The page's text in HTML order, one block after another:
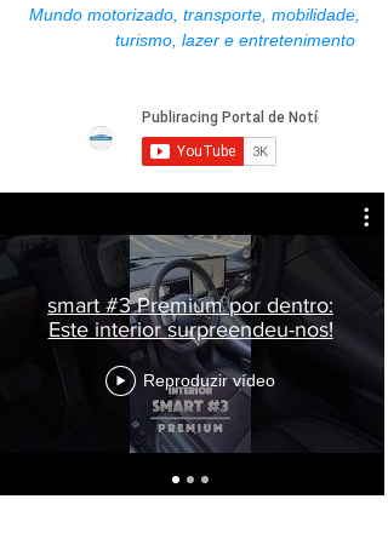
Mundo motorizado, transporte, mobilidade,
turismo, lazer e entretenimento
smart #3 Premium por dentro:
Este interior surpreendeu-nos!
Reproduzir vídeo